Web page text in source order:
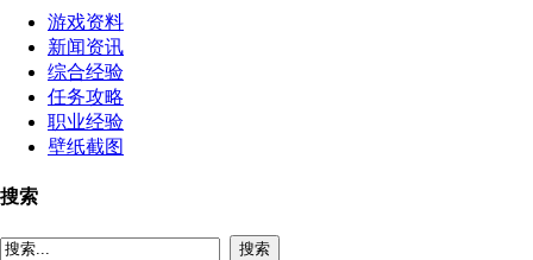
游戏资料
新闻资讯
综合经验
任务攻略
职业经验
壁纸截图
搜索
搜索